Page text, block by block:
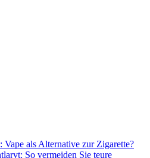
Vape als Alternative zur Zigarette?
So vermeiden Sie teure